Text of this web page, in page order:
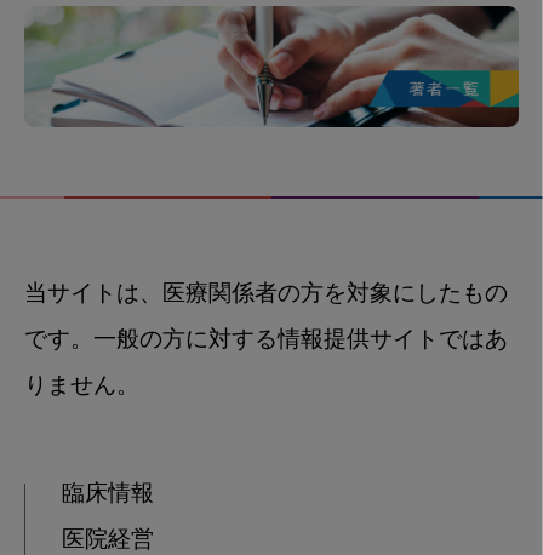
当サイトは、医療関係者の方を対象にしたもの
です。一般の方に対する情報提供サイトではあ
りません。
臨床情報
医院経営